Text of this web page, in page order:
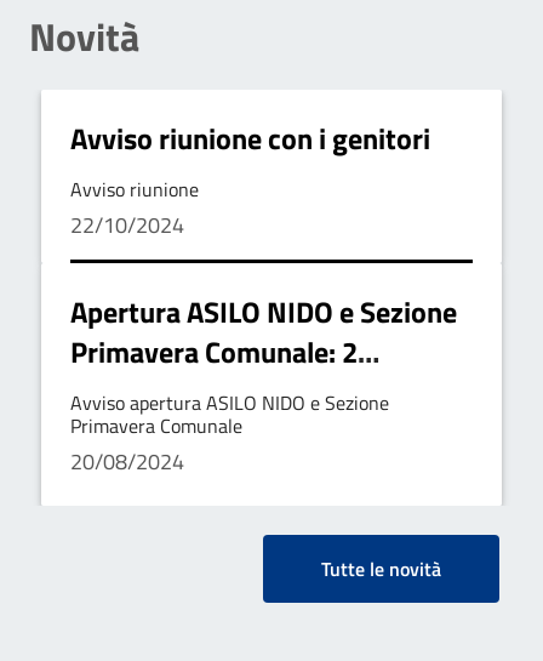
Novità
Avviso riunione con i genitori
Avviso riunione
22/10/2024
Apertura ASILO NIDO e Sezione
Primavera Comunale: 2
settembre 2024
Avviso apertura ASILO NIDO e Sezione
Primavera Comunale
20/08/2024
Tutte le novità